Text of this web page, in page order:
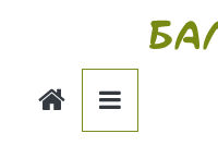
Балдёж